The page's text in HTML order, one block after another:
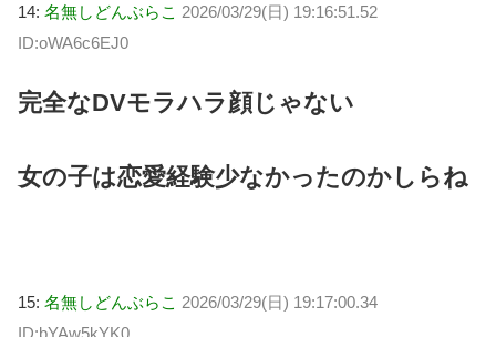
14: 名無しどんぶらこ 2026/03/29(日) 19:16:51.52
ID:oWA6c6EJ0
完全なDVモラハラ顔じゃない
女の子は恋愛経験少なかったのかしらね
15: 名無しどんぶらこ 2026/03/29(日) 19:17:00.34